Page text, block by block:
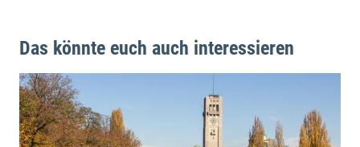
Das könnte euch auch interessieren